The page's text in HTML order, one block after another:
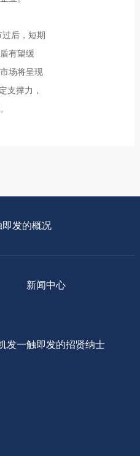
后，短期
有望缓
场将呈现
支撑力，
发的概况
新闻中心
发一触即发的招贤纳士